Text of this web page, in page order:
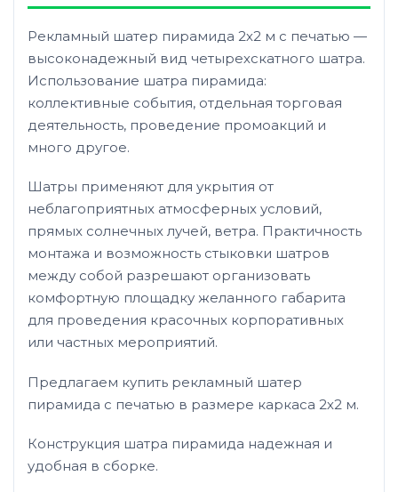
Рекламный шатер пирамида 2х2 м с печатью —
высоконадежный вид четырехскатного шатра.
Использование шатра пирамида:
коллективные события, отдельная торговая
деятельность, проведение промоакций и
много другое.
Шатры применяют для укрытия от
неблагоприятных атмосферных условий,
прямых солнечных лучей, ветра. Практичность
монтажа и возможность стыковки шатров
между собой разрешают организовать
комфортную площадку желанного габарита
для проведения красочных корпоративных
или частных мероприятий.
Предлагаем купить рекламный шатер
пирамида с печатью в размере каркаса 2х2 м.
Конструкция шатра пирамида надежная и
удобная в сборке.